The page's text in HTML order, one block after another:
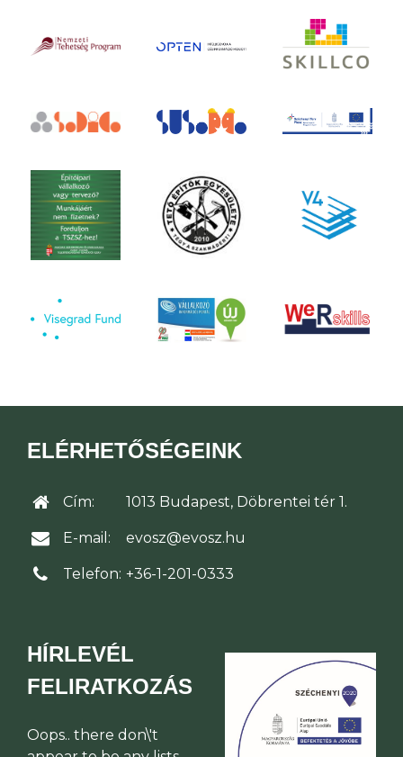
ELÉRHETŐSÉGEINK
Cím: 1013 Budapest, Döbrentei tér 1.
E-mail: evosz@evosz.hu
Telefon: +36-1-201-0333
HÍRLEVÉL
FELIRATKOZÁS
Oops.. there don\'t